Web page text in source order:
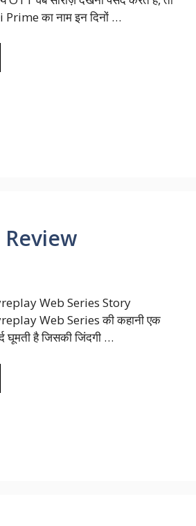
का नाम इन दिनों …
Web Series Story
Web Series की कहानी एक
घूमती है जिसकी जिंदगी …